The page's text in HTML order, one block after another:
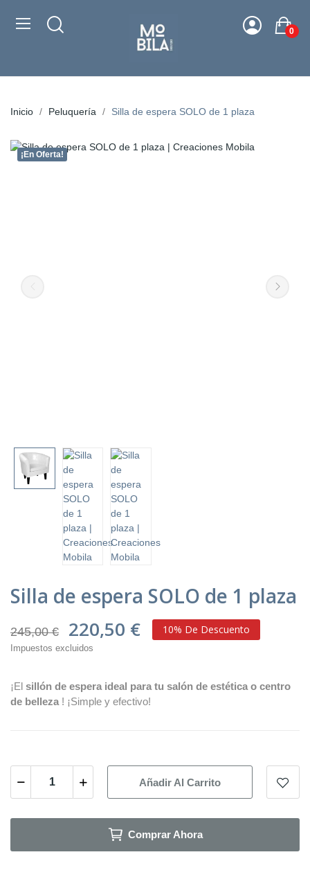
0
Inicio Peluquería Silla de espera SOLO de 1 plaza
¡En Oferta!
Silla de espera SOLO de 1 plaza
245,00 € 220,50 € 10% De Descuento
Impuestos excluidos
¡El sillón de espera ideal para tu salón de estética o centro
de belleza ! ¡Simple y efectivo!
Añadir Al Carrito
Comprar Ahora